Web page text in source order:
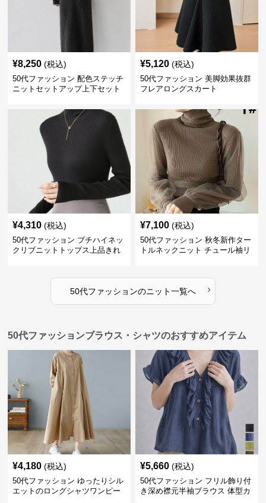
¥8,250 (税込)
50代ファッション 配色ステッチ
ニットセットアップ上下セット
¥5,120 (税込)
50代ファッション 美脚効果抜群
フレアロングスカート
¥4,310 (税込)
50代ファッション プチハイネッ
クリブニットトップス上品きれ
¥7,100 (税込)
50代ファッション 秋冬新作ター
トルネックニット チュール袖リ
50代ファッションのニット一覧へ ›
50代ファッションブラウス・シャツのおすすめアイテム
¥4,180 (税込)
50代ファッション ゆったりシル
エットのロングシャツワンピー
¥5,660 (税込)
50代ファッション フリル飾り付
き深め襟元半袖ブラウス 体型カ